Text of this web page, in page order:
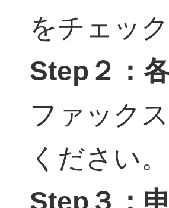
をチェッ
Step２：
ファック
ください。
Step３：